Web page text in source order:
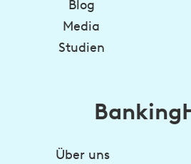
Blog
Media
Studien
Über uns